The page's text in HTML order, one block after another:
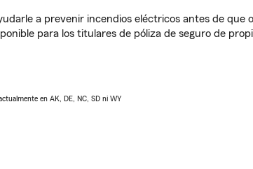
a prevenir incendios eléctricos antes de que
para los titulares de póliza de seguro de
en AK, DE, NC, SD ni WY